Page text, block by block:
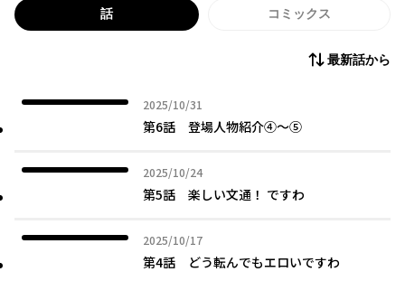
話 コミックス
最新話から
2025/10/31
2025年10月31日
第6話 登場人物紹介④～⑤
2025/10/24
2025年10月24日
第5話 楽しい文通！ ですわ
2025/10/17
2025年10月17日
第4話 どう転んでもエロいですわ